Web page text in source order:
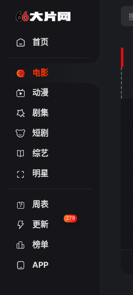
首页
电影
动漫
剧集
短剧
综艺
明星
周表
更新
279
榜单
APP